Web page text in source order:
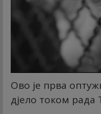
Ово је прва
дјело током